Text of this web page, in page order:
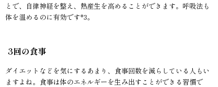
とで、自律神経を整え、熱産生を高めることができます。呼吸法も
体を温めるのに有効です*3。
3回の食事
ダイエットなどを気にするあまり、食事回数を減らしている人もい
ますよね。食事は体のエネルギーを生み出すことができる習慣で